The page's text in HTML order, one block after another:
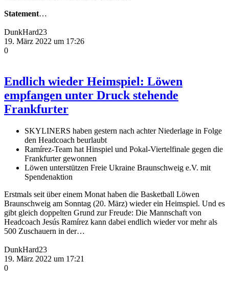
Statement…
DunkHard23
19. März 2022 um 17:26
0
Endlich wieder Heimspiel: Löwen
empfangen unter Druck stehende
Frankfurter
SKYLINERS haben gestern nach achter Niederlage in Folge
den Headcoach beurlaubt
Ramírez-Team hat Hinspiel und Pokal-Viertelfinale gegen die
Frankfurter gewonnen
Löwen unterstützen Freie Ukraine Braunschweig e.V. mit
Spendenaktion
Erstmals seit über einem Monat haben die Basketball Löwen
Braunschweig am Sonntag (20. März) wieder ein Heimspiel. Und es
gibt gleich doppelten Grund zur Freude: Die Mannschaft von
Headcoach Jesús Ramírez kann dabei endlich wieder vor mehr als
500 Zuschauern in der…
DunkHard23
19. März 2022 um 17:21
0